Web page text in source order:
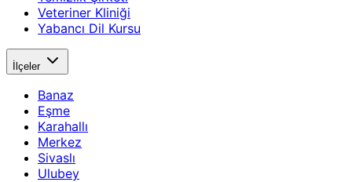
Veteriner Kliniği
Yabancı Dil Kursu
İlçeler
Banaz
Eşme
Karahallı
Merkez
Sivaslı
Ulubey